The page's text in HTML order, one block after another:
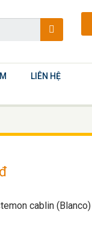
LIÊN HỆ
đ
cablin (Blanco)